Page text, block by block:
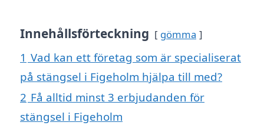
Innehållsförteckning gömma
1 Vad kan ett företag som är specialiserat
på stängsel i Figeholm hjälpa till med?
2 Få alltid minst 3 erbjudanden för
stängsel i Figeholm